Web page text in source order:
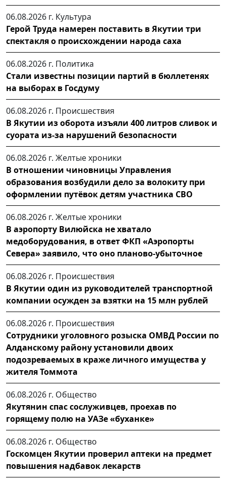
06.08.2026 г. Культура
Герой Труда намерен поставить в Якутии три
спектакля о происхождении народа саха
06.08.2026 г. Политика
Стали известны позиции партий в бюллетенях
на выборах в Госдуму
06.08.2026 г. Происшествия
В Якутии из оборота изъяли 400 литров сливок и
суората из-за нарушений безопасности
06.08.2026 г. Желтые хроники
В отношении чиновницы Управления
образования возбудили дело за волокиту при
оформлении путёвок детям участника СВО
06.08.2026 г. Желтые хроники
В аэропорту Вилюйска не хватало
медоборудования, в ответ ФКП «Аэропорты
Севера» заявило, что оно планово-убыточное
06.08.2026 г. Происшествия
В Якутии один из руководителей транспортной
компании осужден за взятки на 15 млн рублей
06.08.2026 г. Происшествия
Сотрудники уголовного розыска ОМВД России по
Алданскому району установили двоих
подозреваемых в краже личного имущества у
жителя Томмота
06.08.2026 г. Общество
Якутянин спас сослуживцев, проехав по
горящему полю на УАЗе «буханке»
06.08.2026 г. Общество
Госкомцен Якутии проверил аптеки на предмет
повышения надбавок лекарств